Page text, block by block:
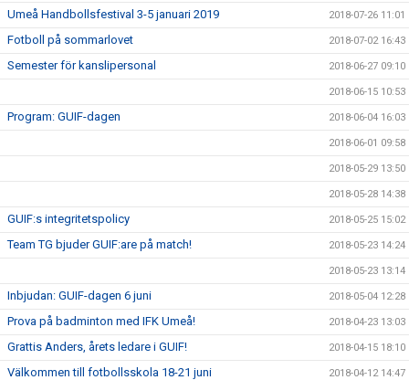
Umeå Handbollsfestival 3-5 januari 2019 2018-07-26 11:01
Fotboll på sommarlovet 2018-07-02 16:43
Semester för kanslipersonal 2018-06-27 09:10
2018-06-15 10:53
Program: GUIF-dagen 2018-06-04 16:03
2018-06-01 09:58
2018-05-29 13:50
2018-05-28 14:38
GUIF:s integritetspolicy 2018-05-25 15:02
Team TG bjuder GUIF:are på match! 2018-05-23 14:24
2018-05-23 13:14
Inbjudan: GUIF-dagen 6 juni 2018-05-04 12:28
Prova på badminton med IFK Umeå! 2018-04-23 13:03
Grattis Anders, årets ledare i GUIF! 2018-04-15 18:10
Välkommen till fotbollsskola 18-21 juni 2018-04-12 14:47